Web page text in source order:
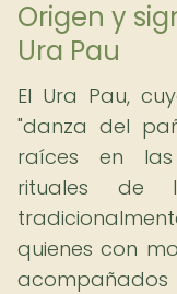
Origen y
Ura Pau
El Ura Pau,
"danza del
raíces en
rituales de
quienes con